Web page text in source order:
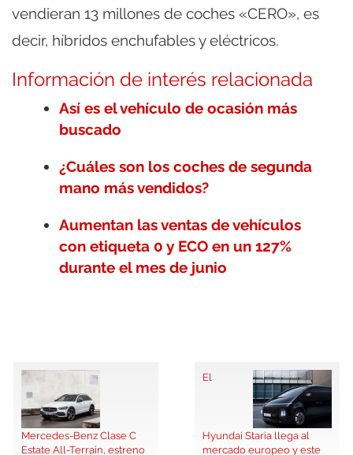
vendieran 13 millones de coches «CERO», es
decir, híbridos enchufables y eléctricos.
Información de interés relacionada
Así es el vehículo de ocasión más
buscado
¿Cuáles son los coches de segunda
mano más vendidos?
Aumentan las ventas de vehículos
con etiqueta 0 y ECO en un 127%
durante el mes de junio
Mercedes-Benz Clase C
Estate All-Terrain, estreno
El
Hyundai Staria llega al
mercado europeo y este